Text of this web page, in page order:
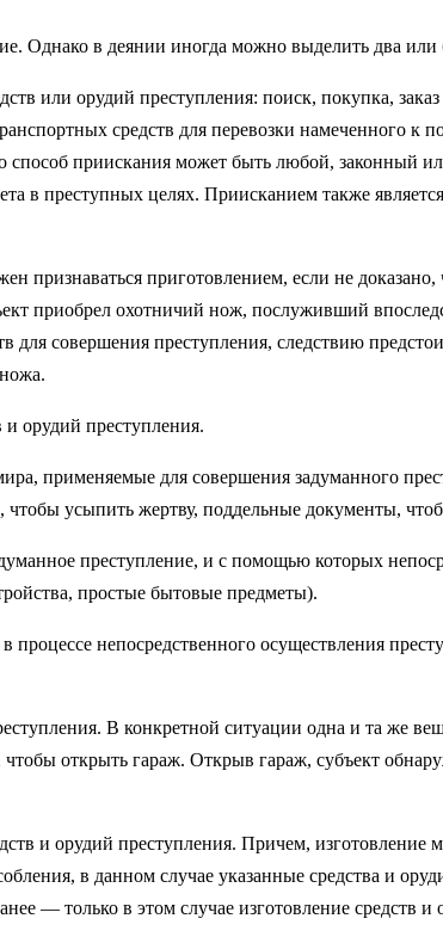
Однако в деянии иногда можно выделить два или
или орудий преступления: поиск, покупка,
средств для перевозки намеченного
способ приискания может быть любой, законный
в преступных целях. Приисканием также
признаваться приготовлением, если не
приобрел охотничий нож, послуживший
для совершения преступления, следствию
орудий преступления.
применяемые для совершения задуманного
чтобы усыпить жертву, поддельные документы,
преступление, и с помощью которых
простые бытовые предметы).
процессе непосредственного осуществления
В конкретной ситуации одна и та же
чтобы открыть гараж. Открыв гараж, субъект
и орудий преступления. Причем,
в данном случае указанные средства и
— только в этом случае изготовление средств